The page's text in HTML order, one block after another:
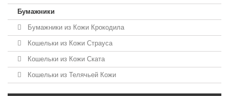
Бумажники
Бумажники из Кожи Крокодила
Кошельки из Кожи Страуса
Кошельки из Кожи Ската
Кошельки из Телячьей Кожи